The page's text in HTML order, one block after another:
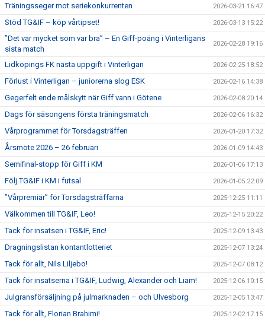
Träningsseger mot seriekonkurrenten 2026-03-21 16:47
Stöd TG&IF – köp vårtipset! 2026-03-13 15:22
”Det var mycket som var bra” – En Giff-poäng i Vinterligans
sista match
2026-02-28 19:16
Lidköpings FK nästa uppgift i Vinterligan 2026-02-25 18:52
Förlust i Vinterligan – juniorerna slog ESK 2026-02-16 14:38
Gegerfelt ende målskytt när Giff vann i Götene 2026-02-08 20:14
Dags för säsongens första träningsmatch 2026-02-06 16:32
Vårprogrammet för Torsdagsträffen 2026-01-20 17:32
Årsmöte 2026 – 26 februari 2026-01-09 14:43
Semifinal-stopp för Giff i KM 2026-01-06 17:13
Följ TG&IF i KM i futsal 2026-01-05 22:09
”Vårpremiär” för Torsdagsträffarna 2025-12-25 11:11
Välkommen till TG&IF, Leo! 2025-12-15 20:22
Tack för insatsen i TG&IF, Eric! 2025-12-09 13:43
Dragningslistan kontantlotteriet 2025-12-07 13:24
Tack för allt, Nils Liljebo! 2025-12-07 08:12
Tack för insatserna i TG&IF, Ludwig, Alexander och Liam! 2025-12-06 10:15
Julgransförsäljning på julmarknaden – och Ulvesborg 2025-12-05 13:47
Tack för allt, Florian Brahimi! 2025-12-02 17:15